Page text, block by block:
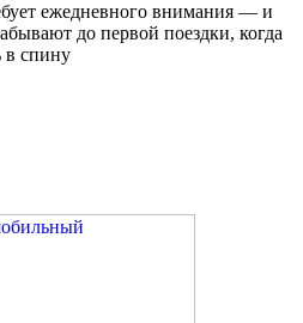
ежедневного внимания — и
до первой поездки, когда
в спину